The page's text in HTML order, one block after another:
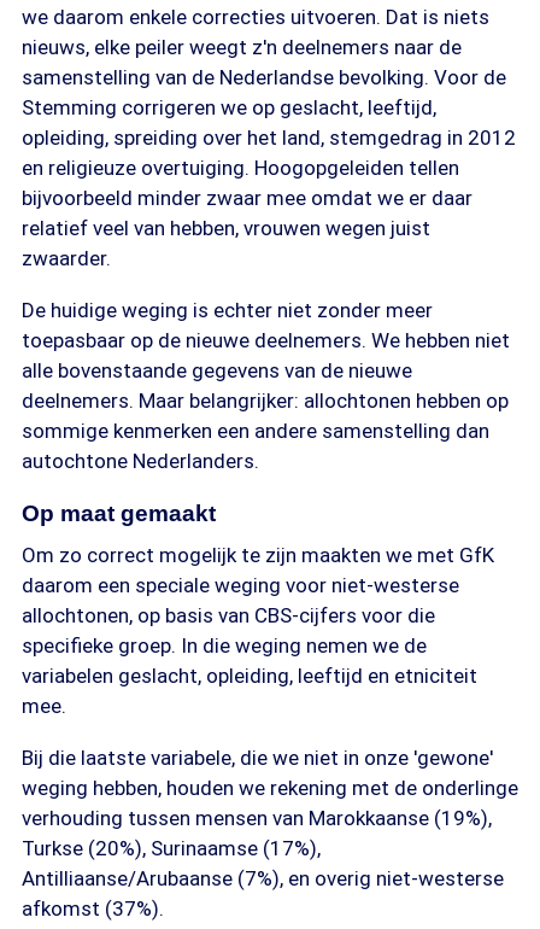
we daarom enkele correcties uitvoeren. Dat is niets
nieuws, elke peiler weegt z'n deelnemers naar de
samenstelling van de Nederlandse bevolking. Voor de
Stemming corrigeren we op geslacht, leeftijd,
opleiding, spreiding over het land, stemgedrag in 2012
en religieuze overtuiging. Hoogopgeleiden tellen
bijvoorbeeld minder zwaar mee omdat we er daar
relatief veel van hebben, vrouwen wegen juist
zwaarder.
De huidige weging is echter niet zonder meer
toepasbaar op de nieuwe deelnemers. We hebben niet
alle bovenstaande gegevens van de nieuwe
deelnemers. Maar belangrijker: allochtonen hebben op
sommige kenmerken een andere samenstelling dan
autochtone Nederlanders.
Op maat gemaakt
Om zo correct mogelijk te zijn maakten we met GfK
daarom een speciale weging voor niet-westerse
allochtonen, op basis van CBS-cijfers voor die
specifieke groep. In die weging nemen we de
variabelen geslacht, opleiding, leeftijd en etniciteit
mee.
Bij die laatste variabele, die we niet in onze 'gewone'
weging hebben, houden we rekening met de onderlinge
verhouding tussen mensen van Marokkaanse (19%),
Turkse (20%), Surinaamse (17%),
Antilliaanse/Arubaanse (7%), en overig niet-westerse
afkomst (37%).